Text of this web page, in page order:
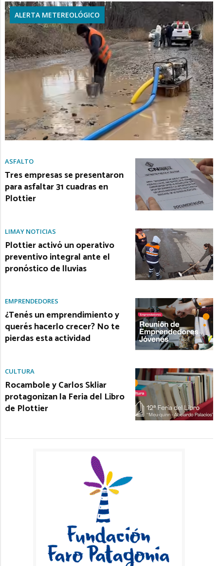
ALERTA METEREOLÓGICO
ASFALTO
Tres empresas se presentaron
para asfaltar 31 cuadras en
Plottier
LIMAY NOTICIAS
Plottier activó un operativo
preventivo integral ante el
pronóstico de lluvias
EMPRENDEDORES
¿Tenés un emprendimiento y
querés hacerlo crecer? No te
pierdas esta actividad
CULTURA
Rocambole y Carlos Skliar
protagonizan la Feria del Libro
de Plottier